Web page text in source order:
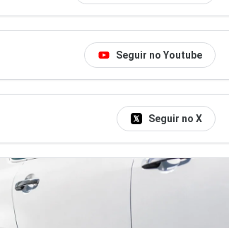
Seguir no Youtube
Seguir no X